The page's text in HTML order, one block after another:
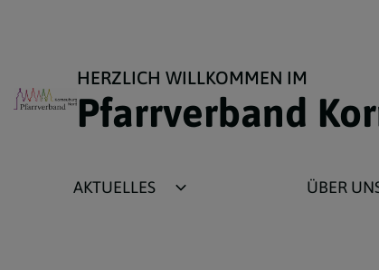
HERZLICH WILLKOMMEN IM
Pfarrverband
AKTUELLES
ÜBER